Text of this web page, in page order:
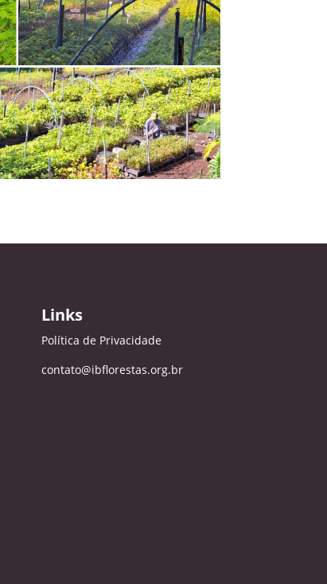
Links
Política de Privacidade
contato@ibflorestas.org.br